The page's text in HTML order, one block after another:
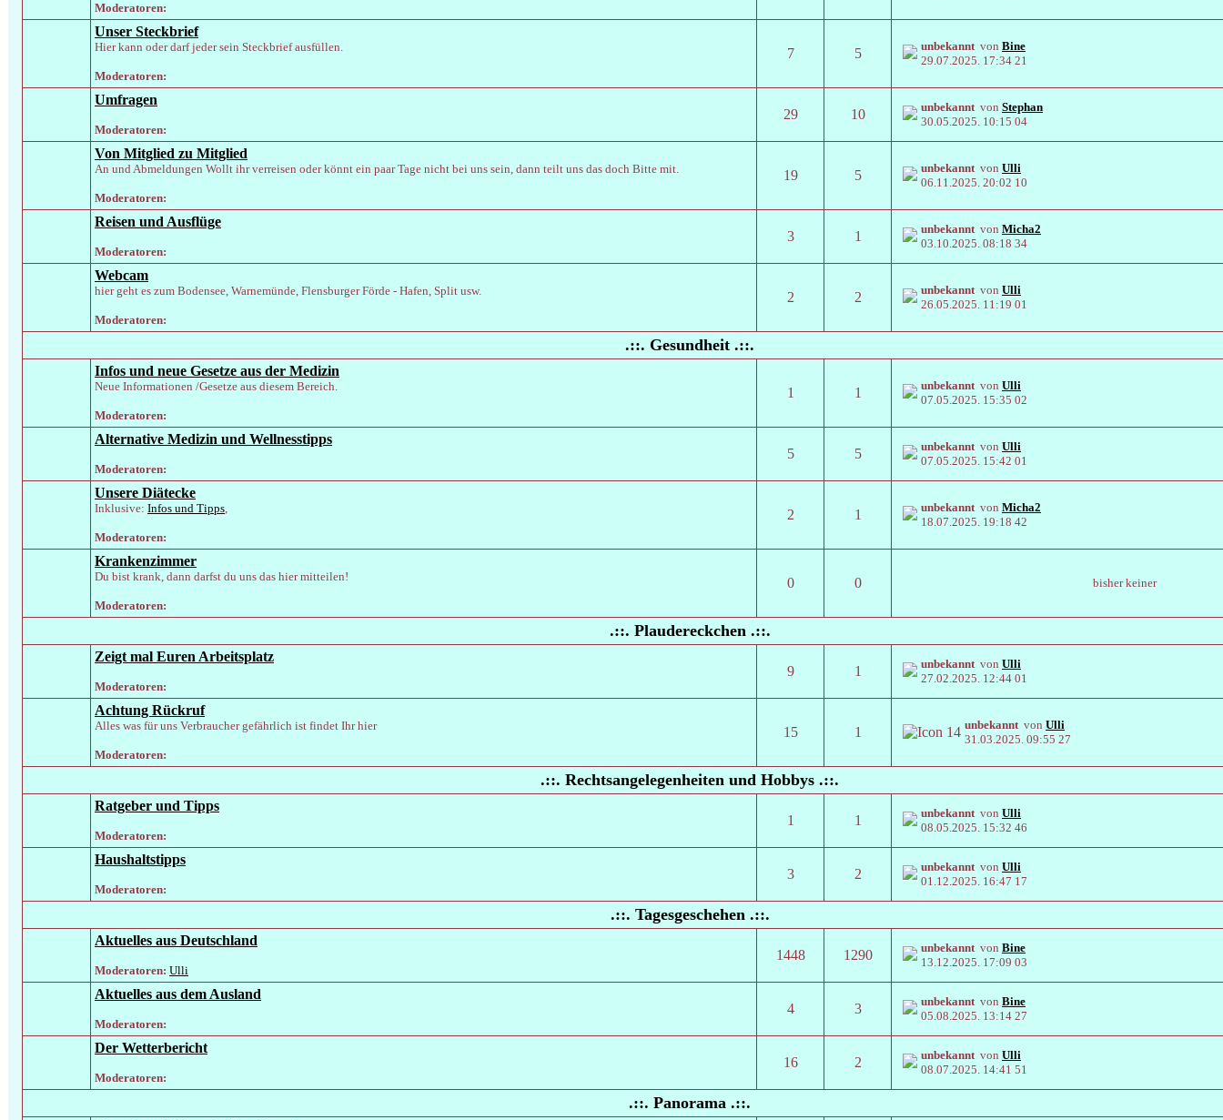
Moderatoren:
Unser Steckbrief
Hier kann oder darf jeder sein Steckbrief ausfüllen.
Moderatoren:
7 5 unbekanntvon Bine
29.07.2025. 17:34 21
Umfragen
Moderatoren:
29 10 unbekanntvon Stephan
30.05.2025. 10:15 04
Von Mitglied zu Mitglied
An und Abmeldungen Wollt ihr verreisen oder könnt ein paar Tage nicht bei uns sein, dann teilt uns das doch Bitte mit.
Moderatoren:
19 5 unbekanntvon Ulli
06.11.2025. 20:02 10
Reisen und Ausflüge
Moderatoren:
3 1 unbekanntvon Micha2
03.10.2025. 08:18 34
Webcam
hier geht es zum Bodensee, Warnemünde, Flensburger Förde - Hafen, Split usw.
Moderatoren:
2 2 unbekanntvon Ulli
26.05.2025. 11:19 01
.::. Gesundheit .::.
Infos und neue Gesetze aus der Medizin
Neue Informationen /Gesetze aus diesem Bereich.
Moderatoren:
1 1 unbekanntvon Ulli
07.05.2025. 15:35 02
Alternative Medizin und Wellnesstipps
Moderatoren:
5 5 unbekanntvon Ulli
07.05.2025. 15:42 01
Unsere Diätecke
Inklusive: Infos und Tipps,
Moderatoren:
2 1 unbekanntvon Micha2
18.07.2025. 19:18 42
Krankenzimmer
Du bist krank, dann darfst du uns das hier mitteilen!
Moderatoren:
0 0 bisher keiner
.::. Plaudereckchen .::.
Zeigt mal Euren Arbeitsplatz
Moderatoren:
9 1 unbekanntvon Ulli
27.02.2025. 12:44 01
Achtung Rückruf
Alles was für uns Verbraucher gefährlich ist findet Ihr hier
Moderatoren:
15 1 unbekanntvon Ulli
31.03.2025. 09:55 27
.::. Rechtsangelegenheiten und Hobbys .::.
Ratgeber und Tipps
Moderatoren:
1 1 unbekanntvon Ulli
08.05.2025. 15:32 46
Haushaltstipps
Moderatoren:
3 2 unbekanntvon Ulli
01.12.2025. 16:47 17
.::. Tagesgeschehen .::.
Aktuelles aus Deutschland
Moderatoren: Ulli
1448 1290 unbekanntvon Bine
13.12.2025. 17:09 03
Aktuelles aus dem Ausland
Moderatoren:
4 3 unbekanntvon Bine
05.08.2025. 13:14 27
Der Wetterbericht
Moderatoren:
16 2 unbekanntvon Ulli
08.07.2025. 14:41 51
.::. Panorama .::.